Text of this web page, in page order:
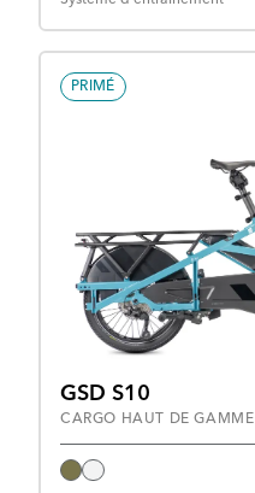
PRIMÉ
GSD S10
CARGO HAUT DE GAMME